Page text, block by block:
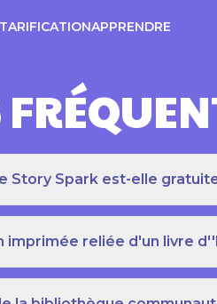
TARIFICATIONAPPRENDRE
Story Spark est-elle
imprimée reliée d'un livre